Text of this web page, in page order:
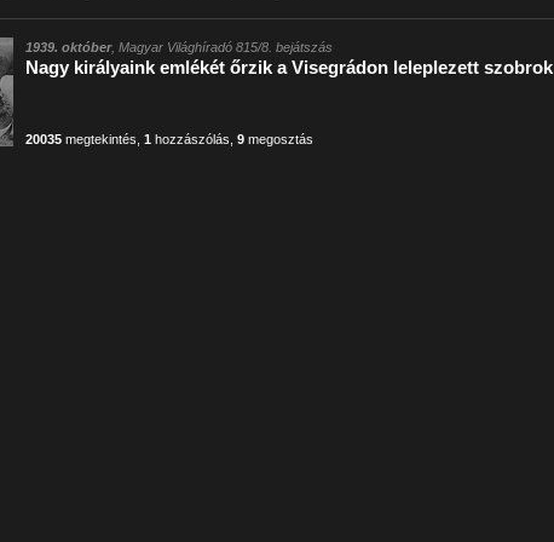
1939. október, Magyar Világhíradó 815/8. bejátszás
Nagy királyaink emlékét őrzik a Visegrádon leleplezett szobrok
20035megtekintés 1 hozzászólás 9megosztás